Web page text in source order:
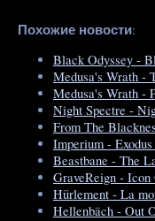
Похожие новости:
Black Odyssey -
Medusa's Wrath -
Medusa's Wrath -
Night Spectre -
From The
Imperium -
Beastbane - The
GraveReign -
Hürlement - La
Hellenbäch - Out